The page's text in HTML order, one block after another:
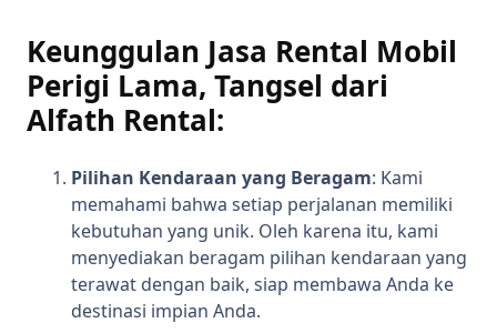
Keunggulan Jasa Rental Mobil
Perigi Lama, Tangsel dari
Alfath Rental:
Pilihan Kendaraan yang Beragam: Kami
memahami bahwa setiap perjalanan memiliki
kebutuhan yang unik. Oleh karena itu, kami
menyediakan beragam pilihan kendaraan yang
terawat dengan baik, siap membawa Anda ke
destinasi impian Anda.